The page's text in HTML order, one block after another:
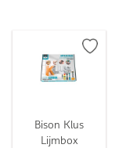
Bison Klus
Lijmbox